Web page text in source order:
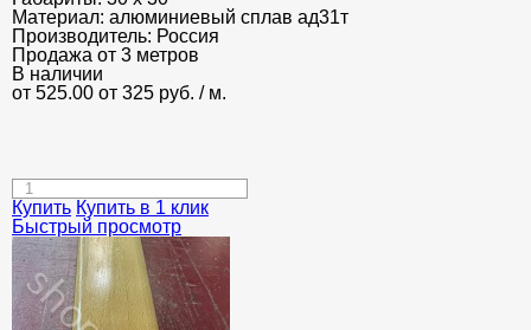
Материал: алюминиевый сплав ад31т
Производитель: Россия
Продажа от 3 метров
В наличии
от 525.00 от 325 руб. / м.
Купить Купить в 1 клик
Быстрый просмотр